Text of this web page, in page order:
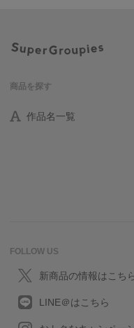
商品を探す
作品名一覧
FOLLOW US
新商品の情報はこち
LINE＠はこちら